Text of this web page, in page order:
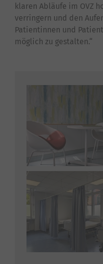
klaren Abläufe im OVZ
verringern und den
Patientinnen und
möglich zu gestalten.“